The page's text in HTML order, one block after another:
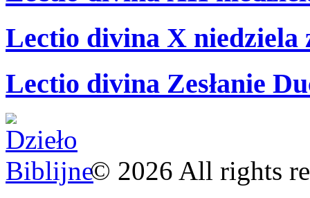
Lectio divina X niedziela
Lectio divina Zesłanie
© 2026 All rights